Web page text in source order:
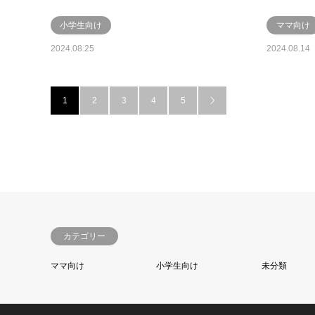
小学生向け
2024.08.25
ママ向け
2024.08.14
1 2 3 4 5 
カテゴリー
ママ向け 小学生向け 未分類